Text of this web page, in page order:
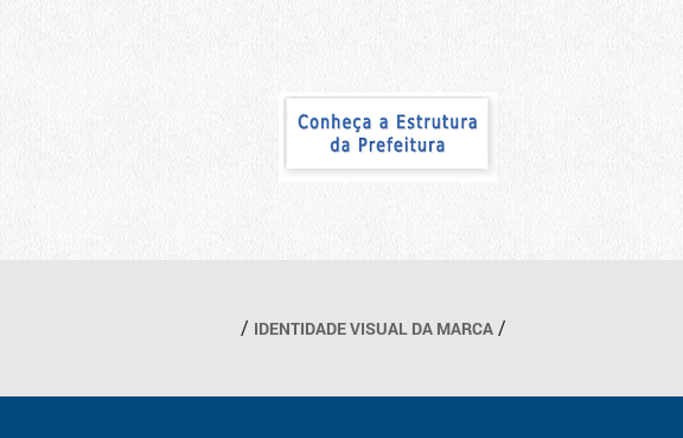
IDENTIDADE VISUAL DA MARCA